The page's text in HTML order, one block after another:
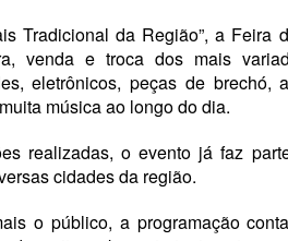
Tradicional da Região”, a
venda e troca dos mais
eletrônicos, peças de
música ao longo do dia.
realizadas, o evento já faz
cidades da região.
o público, a programação